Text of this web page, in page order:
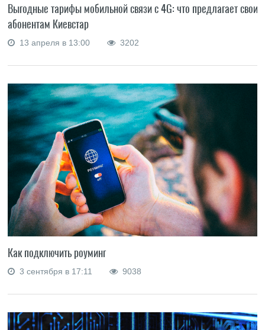
Выгодные тарифы мобильной связи с 4G: что предлагает своим
абонентам Киевстар
13 апреля в 13:00 3202
Как подключить роуминг
3 сентября в 17:11 9038